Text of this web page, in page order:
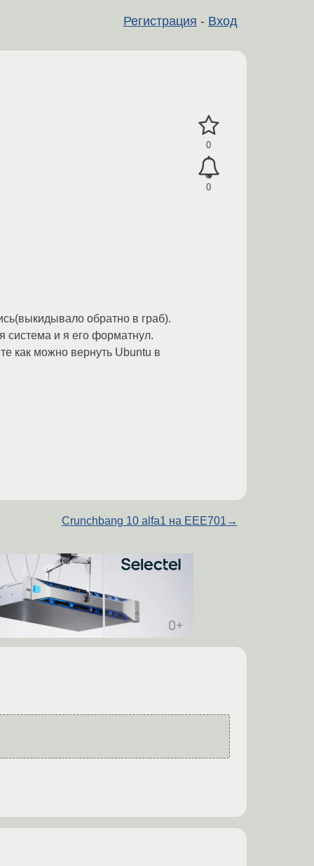
Регистрация - Вход
0
0
обратно в граб).
система и я его форматнул.
как можно вернуть Ubuntu в
Crunchbang 10 alfa1 на EEE701 →